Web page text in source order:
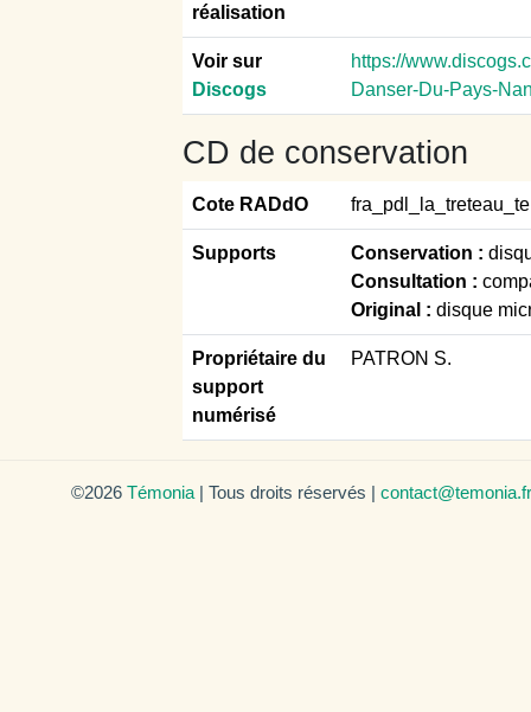
réalisation
Voir sur
Discogs
https://
Danser-Du-Pays-
CD de conservation
Cote RADdO
Supports Conservation :
Consultation :
Original : disque
Propriétaire du
support
numérisé
PATRON S.
©2026 Témonia | Tous droits réservés | contact@temonia.fr